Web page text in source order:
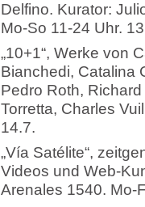
Delfino. Kurator:
Mo-So 11-24 Uhr.
„10+1“, Werke von
Bianchedi, Catalina
Pedro Roth,
Torretta, Charles
14.7.­
„Vía Satélite“,
Videos und Web-
Arenales 1540. Mo-